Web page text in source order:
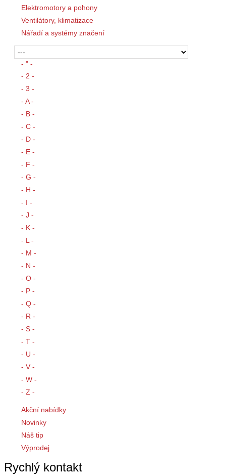
Elektromotory a pohony
Ventilátory, klimatizace
Nářadí a systémy značení
- " -
- 2 -
- 3 -
- A -
- B -
- C -
- D -
- E -
- F -
- G -
- H -
- I -
- J -
- K -
- L -
- M -
- N -
- O -
- P -
- Q -
- R -
- S -
- T -
- U -
- V -
- W -
- Z -
Akční nabídky
Novinky
Náš tip
Výprodej
Rychlý kontakt